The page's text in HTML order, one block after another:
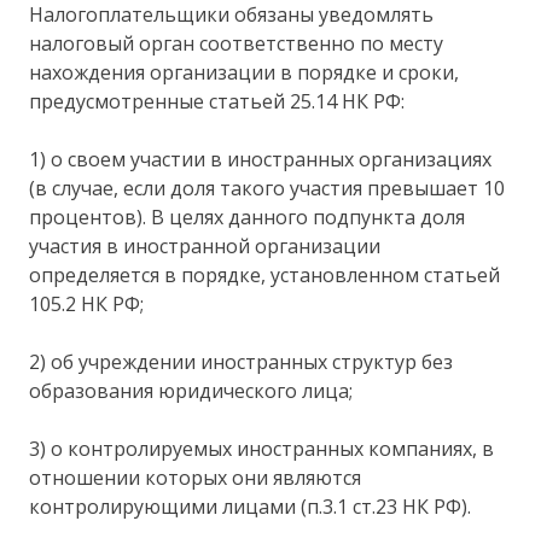
Налогоплательщики обязаны уведомлять
налоговый орган соответственно по месту
нахождения организации в порядке и сроки,
предусмотренные статьей 25.14 НК РФ:
1) о своем участии в иностранных организациях
(в случае, если доля такого участия превышает 10
процентов). В целях данного подпункта доля
участия в иностранной организации
определяется в порядке, установленном статьей
105.2 НК РФ;
2) об учреждении иностранных структур без
образования юридического лица;
3) о контролируемых иностранных компаниях, в
отношении которых они являются
контролирующими лицами (п.3.1 ст.23 НК РФ).